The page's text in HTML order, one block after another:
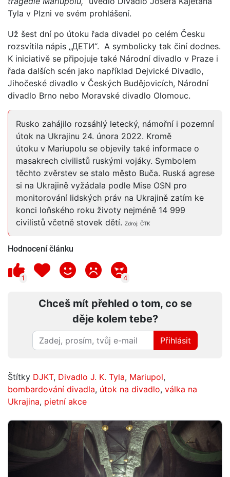
Tyla v Plzni ve svém prohlášení.
Už šest dní po útoku řada divadel po celém Česku
rozsvítila nápis „ДЕТИ“. A symbolicky tak činí dodnes.
K iniciativě se připojuje také Národní divadlo v Praze i
řada dalších scén jako například Dejvické Divadlo,
Jihočeské divadlo v Českých Budějovicích, Národní
divadlo Brno nebo Moravské divadlo Olomouc.
Rusko zahájilo rozsáhlý letecký, námořní i pozemní
útok na Ukrajinu 24. února 2022. Kromě
útoku v Mariupolu se objevily také informace o
masakrech civilistů ruskými vojáky. Symbolem
těchto zvěrstev se stalo město Buča. Ruská agrese
si na Ukrajině vyžádala podle Mise OSN pro
monitorování lidských práv na Ukrajině zatím ke
konci loňského roku životy nejméně 14 999
civilistů včetně stovek dětí. Zdroj: ČTK
Hodnocení článku
1 4
Chceš mít přehled o tom, co se
děje kolem tebe?
Přihlásit
Štítky DJKT, Divadlo J. K. Tyla, Mariupol,
bombardování divadla, útok na divadlo, válka na
Ukrajina, pietní akce